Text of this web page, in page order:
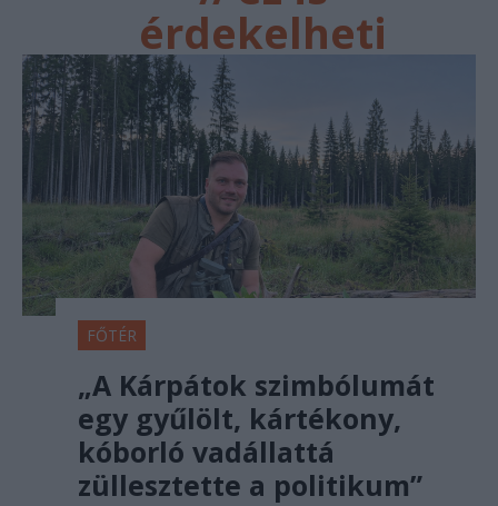
érdekelheti
FŐTÉR
„A Kárpátok szimbólumát
egy gyűlölt, kártékony,
kóborló vadállattá
züllesztette a politikum”